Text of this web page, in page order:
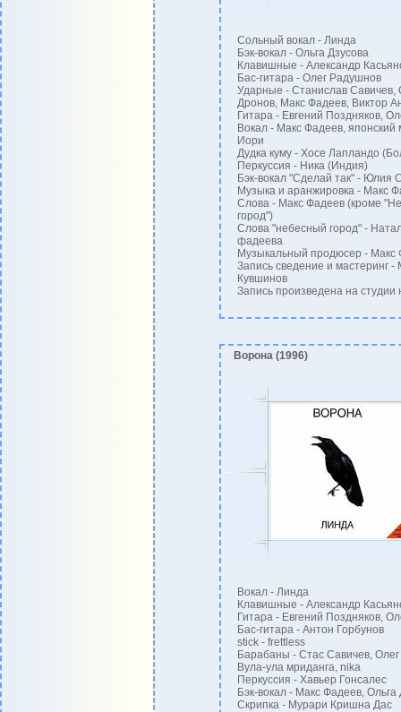
Сольный вокал - Линда
Бэк-вокал - Ольга Дзусова
Клавишные - Александр
Бас-гитара - Олег Радушнов
Ударные - Станислав Савичев,
Дронов, Макс Фадеев, Виктор
Гитара - Евгений Поздняков,
Вокал - Макс Фадеев, японский
Иори
Дудка куму - Хосе Лапландо
Перкуссия - Ника (Индия)
Бэк-вокал "Сделай так" - Юлия
Музыка и аранжировка - Макс
Слова - Макс Фадеев (кроме
город")
Слова "небесный город" -
фадеева
Музыкальный продюсер - Макс
Запись сведение и мастеринг -
Кувшинов
Запись произведена на студии
Ворона (1996)
Вокал - Линда
Клавишные - Александр
Гитара - Евгений Поздняков,
Бас-гитара - Антон Горбунов
stick - frettless
Барабаны - Стас Савичев,
Вула-ула мриданга, nika
Перкуссия - Хавьер Гонсалес
Бэк-вокал - Макс Фадеев, Ольга
Скрипка - Мурари Кришна Дас